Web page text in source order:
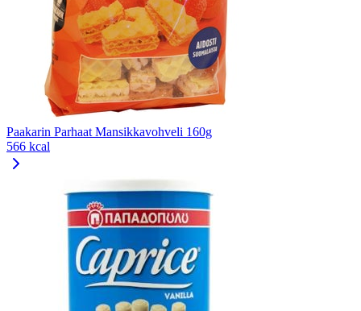
Paakarin Parhaat Mansikkavohveli 160g
566 kcal